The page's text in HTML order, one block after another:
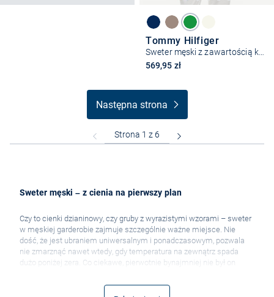
Tommy Hilfiger
Sweter męski z zawartością kaszmiru
569,95 zł
Następna strona
Sweter męski – z cienia na pierwszy plan
Czy to cienki dzianinowy, czy gruby z wyrazistymi wzorami – sweter
w męskiej garderobie zajmuje szczególnie ważne miejsce. Nie
dość, że jest ubraniem uniwersalnym i ponadczasowym, pozwala
nie zmarznąć nawet wtedy, gdy temperatura na zewnątrz spada
dużo poniżej zera. Co ciekawe, pierwotnie bynajmniej nie był on
Pierwsze swetry męskie, wełniane, miały przede wszystkim za